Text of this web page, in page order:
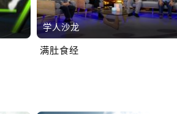
学人沙龙
满肚食经